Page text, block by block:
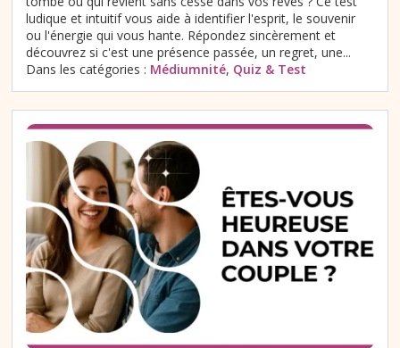
ludique et intuitif vous aide à identifier l'esprit, le souvenir
ou l'énergie qui vous hante. Répondez sincèrement et
découvrez si c'est une présence passée, un regret, une...
Dans les catégories : Médiumnité, Quiz & Test